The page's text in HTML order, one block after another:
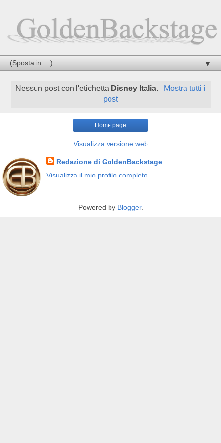
▼
Nessun post con l'etichetta Disney Italia.
Mostra tutti i
post
Home page
Visualizza versione web
Redazione di GoldenBackstage
Visualizza il mio profilo completo
Powered by Blogger.